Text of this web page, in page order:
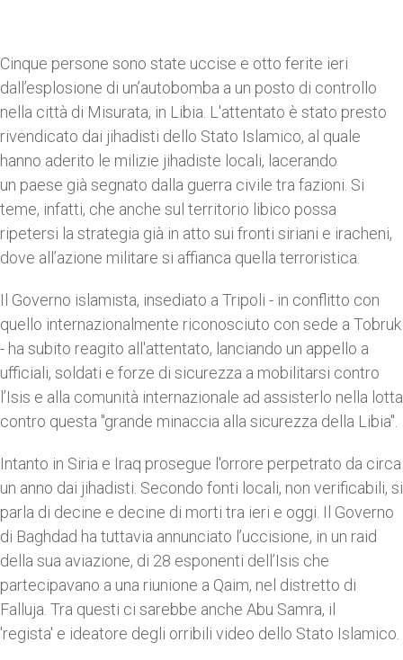
Cinque persone sono state uccise e otto ferite ieri
dall’esplosione di un’autobomba a un posto di controllo
nella città di Misurata, in Libia. L'attentato è stato presto
rivendicato dai jihadisti dello Stato Islamico, al quale
hanno aderito le milizie jihadiste locali, lacerando
un paese già segnato dalla guerra civile tra fazioni. Si
teme, infatti, che anche sul territorio libico possa
ripetersi la strategia già in atto sui fronti siriani e iracheni,
dove all’azione militare si affianca quella terroristica.
Il Governo islamista, insediato a Tripoli - in conflitto con
quello internazionalmente riconosciuto con sede a Tobruk
- ha subito reagito all'attentato, lanciando un appello a
ufficiali, soldati e forze di sicurezza a mobilitarsi contro
l’Isis e alla comunità internazionale ad assisterlo nella lotta
contro questa "grande minaccia alla sicurezza della Libia".
Intanto in Siria e Iraq prosegue l'orrore perpetrato da circa
un anno dai jihadisti. Secondo fonti locali, non verificabili, si
parla di decine e decine di morti tra ieri e oggi. Il Governo
di Baghdad ha tuttavia annunciato l’uccisione, in un raid
della sua aviazione, di 28 esponenti dell’Isis che
partecipavano a una riunione a Qaim, nel distretto di
Falluja. Tra questi ci sarebbe anche Abu Samra, il
'regista' e ideatore degli orribili video dello Stato Islamico.